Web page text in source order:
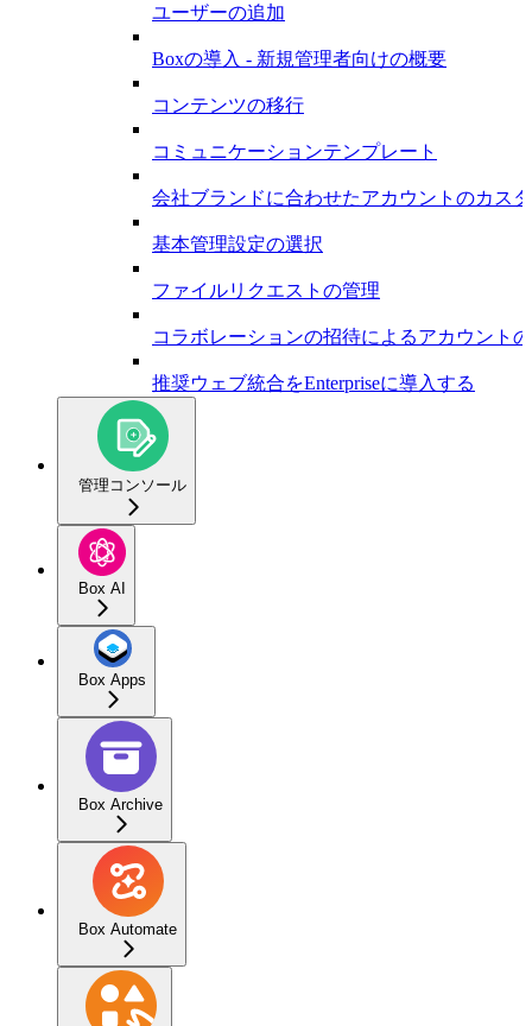
ユーザーの追加
Boxの導入 - 新規管理者向けの概要
コンテンツの移行
コミュニケーションテンプレート
会社ブランドに合わせたアカウントのカス
基本管理設定の選択
ファイルリクエストの管理
コラボレーションの招待によるアカウント
推奨ウェブ統合をEnterpriseに導入する
管理コンソール
Box AI
Box Apps
Box Archive
Box Automate